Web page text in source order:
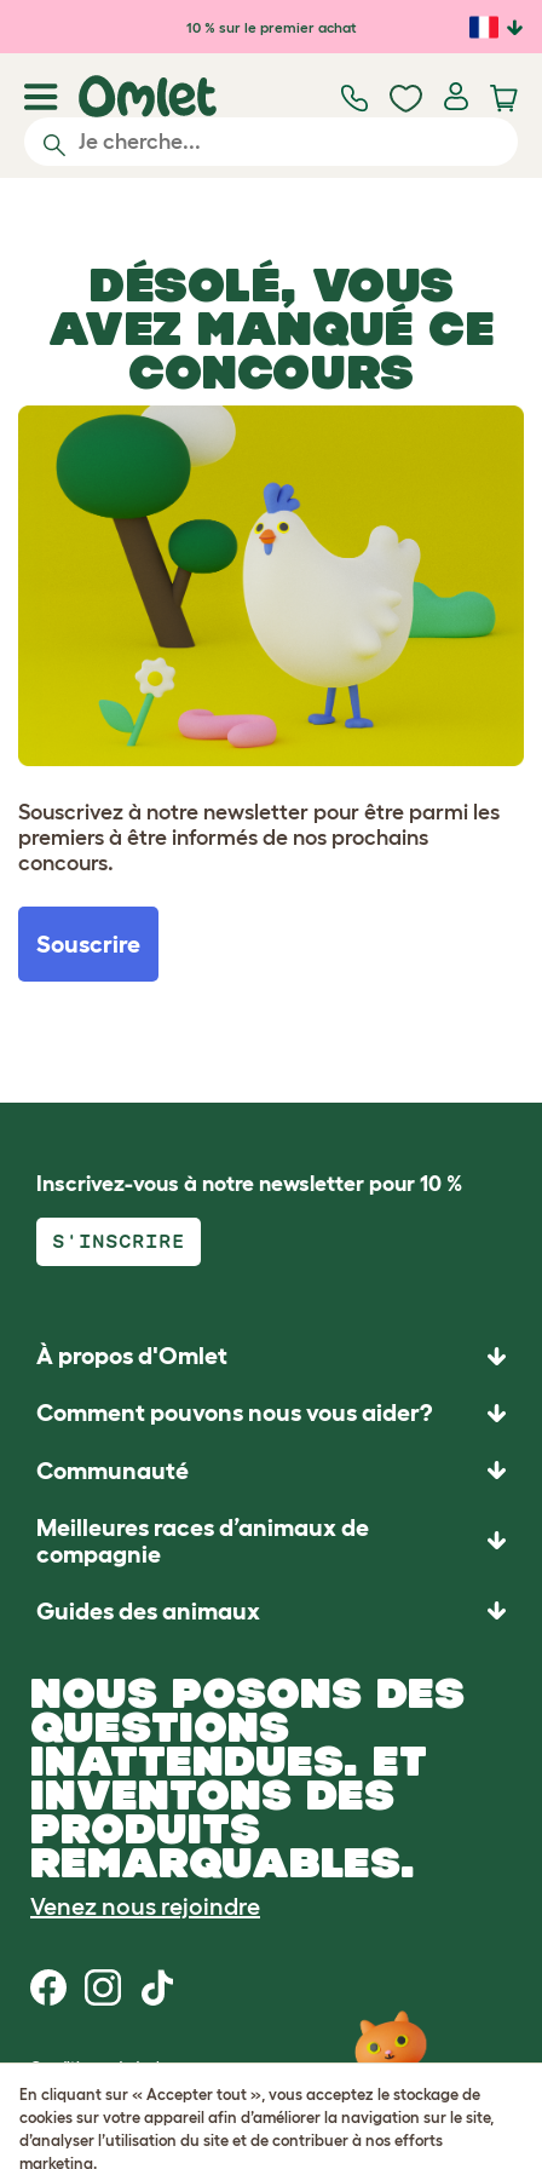
Passer au contenu principal
10 % sur le premier achat
DÉSOLÉ, VOUS
AVEZ MANQUÉ CE
CONCOURS
Souscrivez à notre newsletter pour être parmi les
premiers à être informés de nos prochains
concours.
Souscrire
Inscrivez-vous à notre newsletter pour 10 %
S'INSCRIRE
À propos d'Omlet
Comment pouvons nous vous aider?
Communauté
Meilleures races d’animaux de
compagnie
Guides des animaux
NOUS POSONS DES
QUESTIONS
INATTENDUES. ET
INVENTONS DES
PRODUITS
REMARQUABLES.
Venez nous rejoindre
Conditions générales
Protection de la vie privée et cookies
Cookie Settings
Plan du site
En cliquant sur « Accepter tout », vous acceptez le stockage de
cookies sur votre appareil afin d’améliorer la navigation sur le site,
d’analyser l’utilisation du site et de contribuer à nos efforts
marketing.